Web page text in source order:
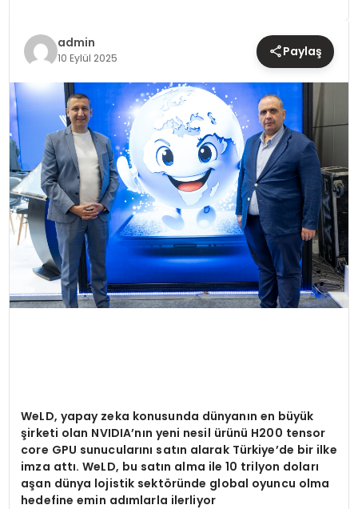
SPOR
TEKNOLOJI
YAŞAM
admin
10 Eylül 2025 Paylaş
WeLD, yapay zeka konusunda dünyanın en büyük
şirketi olan NVIDIA’nın yeni nesil ürünü H200 tensor
core GPU sunucularını satın alarak Türkiye’de bir ilke
imza attı. WeLD, bu satın alma ile 10 trilyon doları
aşan dünya lojistik sektöründe global oyuncu olma
hedefine emin adımlarla ilerliyor